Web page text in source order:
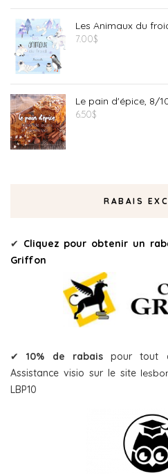
Les Animaux du
7.00$
Le pain d'épice, 8/
6.50$
RABAIS
✔ Cliquez pour obtenir un
Griffon
✔10% de rabaispour tout
Assistance visio sur le site
LBP10